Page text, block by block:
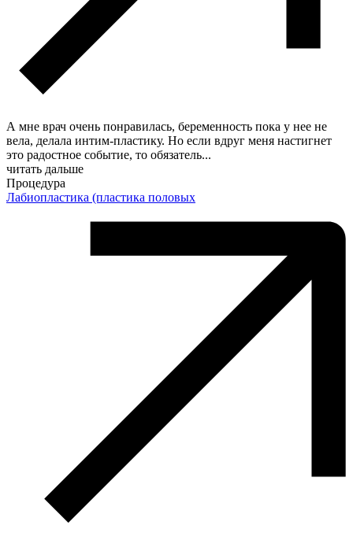
А мне врач очень понравилась, беременность пока у нее не
вела, делала интим-пластику. Но если вдруг меня настигнет
это радостное событие, то обязатель...
читать дальше
Процедура
Лабиопластика (пластика половых